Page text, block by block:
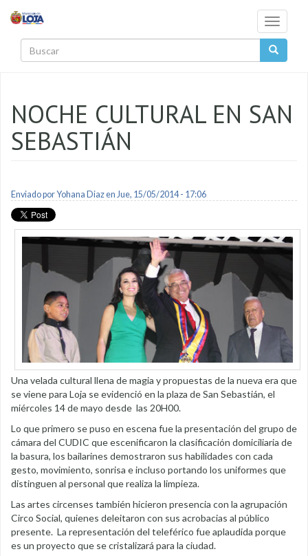
Toggle
NOCHE CULTURAL EN SAN
SEBASTIÁN
Enviado porYohana Diazen Jue, 15/05/2014 - 17:06
Una velada cultural llena de magia y propuestas de la nueva era que
se viene para Loja se evidenció en la plaza de San Sebastián, el
miércoles 14 de mayo desde las 20H00.
Lo que primero se puso en escena fue la presentación del grupo de
cámara del CUDIC que escenificaron la clasificación domiciliaria de
la basura, los bailarines demostraron sus habilidades con cada
gesto, movimiento, sonrisa e incluso portando los uniformes que
distinguen al personal que realiza la limpieza.
Las artes circenses también hicieron presencia con la agrupación
Circo Social, quienes deleitaron con sus acrobacias al público
presente. La representación del teleférico fue aplaudida porque
es un proyecto que se cristalizará para la ciudad.